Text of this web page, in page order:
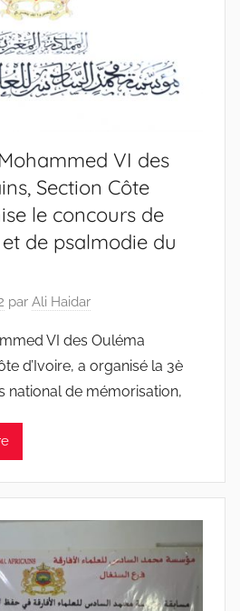
VI des
Section Côte
le concours de
de psalmodie du
par Ali Haidar
VI des Ouléma
d’Ivoire, a organisé la 3è
national de mémorisation,